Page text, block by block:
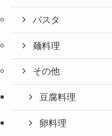
パスタ
麺料理
その他
豆腐料理
卵料理